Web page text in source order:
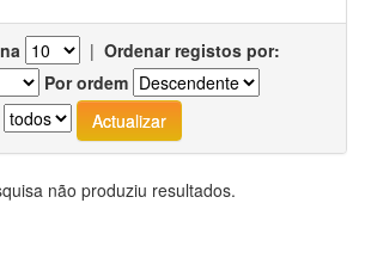
| Ordenar registos por:
Por ordem
não produziu resultados.